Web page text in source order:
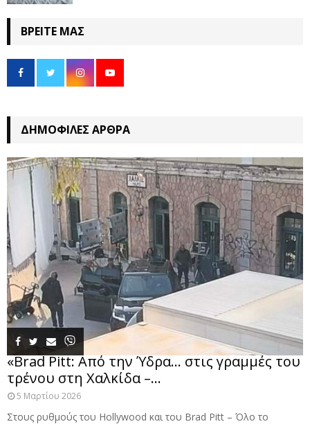
ΒΡΕΊΤΕ ΜΑΣ
ΔΗΜΟΦΙΛΈΣ ΆΡΘΡΑ
«Brad Pitt: Από την Ύδρα… στις γραμμές του
τρένου στη Χαλκίδα –...
5 Μαρτίου 2026
Στους ρυθμούς του Hollywood και του Brad Pitt – Όλο το